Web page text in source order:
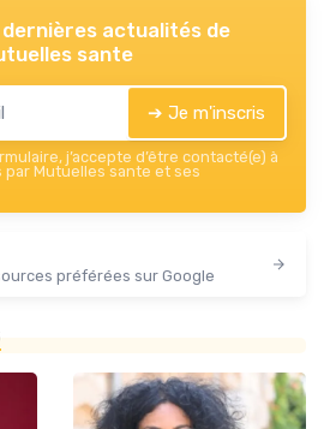
dernières actualités de
sante
➔ Je m'inscris
j’accepte d’être contacté(e) à
par Mutuelles sante et ses
préférées sur Google